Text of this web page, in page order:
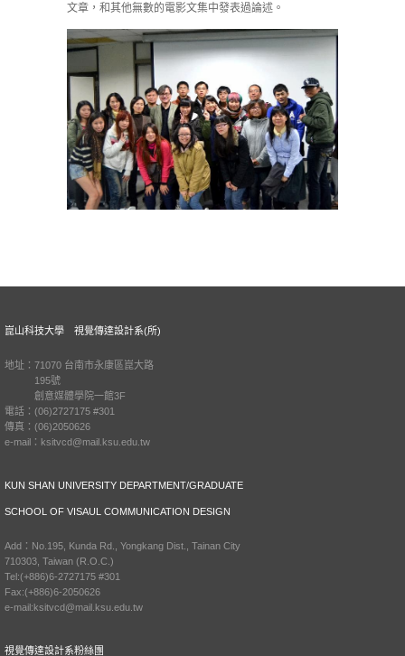
文章，和其他無數的電影文集中發表過論述。
崑山科技大學 視覺傳達設計系(所)
地址：71070 台南市永康區崑大路
195號
創意媒體學院一館3F
電話：(06)2727175 #301
傳真：(06)2050626
e-mail：ksitvcd@mail.ksu.edu.tw
KUN SHAN UNIVERSITY DEPARTMENT/GRADUATE
SCHOOL OF VISAUL COMMUNICATION DESIGN
Add：No.195, Kunda Rd., Yongkang Dist., Tainan City
710303, Taiwan (R.O.C.)
Tel:(+886)6-2727175 #301
Fax:(+886)6-2050626
e-mail:ksitvcd@mail.ksu.edu.tw
視覺傳達設計系粉絲團